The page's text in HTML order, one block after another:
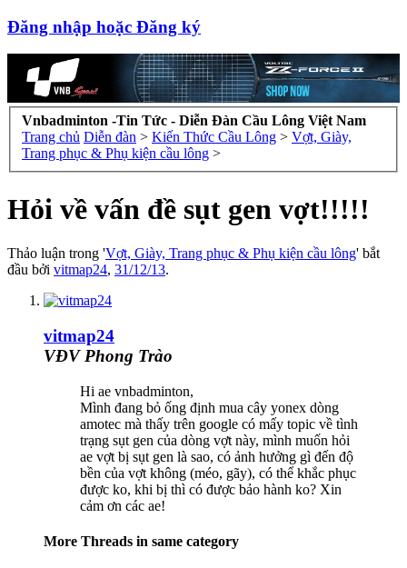
Đăng nhập hoặc Đăng ký
Vnbadminton -Tin Tức - Diễn Đàn Cầu Lông Việt Nam
Trang chủ Diễn đàn > Kiến Thức Cầu Lông > Vợt, Giày,
Trang phục & Phụ kiện cầu lông >
Hỏi về vấn đề sụt gen vợt!!!!!
Thảo luận trong 'Vợt, Giày, Trang phục & Phụ kiện cầu lông' bắt
đầu bởi vitmap24, 31/12/13.
vitmap24
VĐV Phong Trào
Hi ae vnbadminton,
Mình đang bỏ ống định mua cây yonex dòng
amotec mà thấy trên google có mấy topic về tình
trạng sụt gen của dòng vợt này, mình muốn hỏi
ae vợt bị sụt gen là sao, có ảnh hưởng gì đến độ
bền của vợt không (méo, gãy), có thể khắc phục
được ko, khi bị thì có được bảo hành ko? Xin
cảm ơn các ae!
More Threads in same category